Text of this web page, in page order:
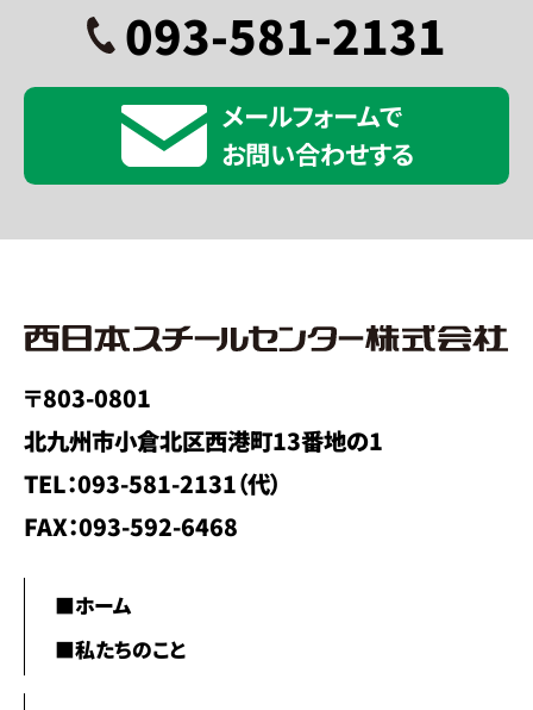
093-581-2131
メールフォームで
お問い合わせする
〒803-0801
北九州市小倉北区西港町13番地の1
TEL：093-581-2131（代）
FAX：093-592-6468
■ホーム
■私たちのこと